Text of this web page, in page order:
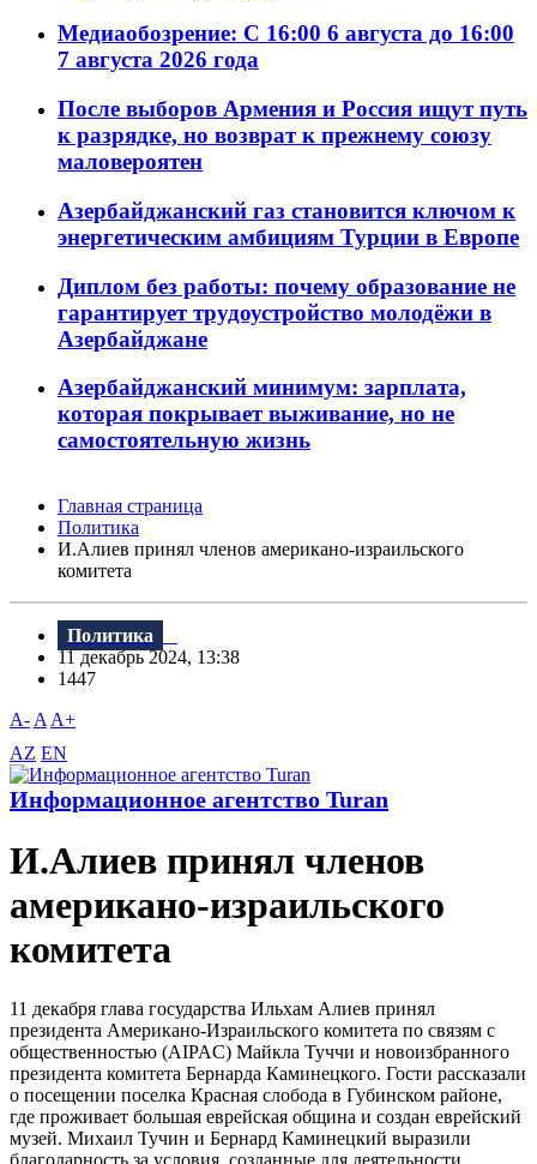
Медиаобозрение: С 16:00 6 августа до 16:00
7 августа 2026 года
После выборов Армения и Россия ищут путь
к разрядке, но возврат к прежнему союзу
маловероятен
Азербайджанский газ становится ключом к
энергетическим амбициям Турции в Европе
Диплом без работы: почему образование не
гарантирует трудоустройство молодёжи в
Азербайджане
Азербайджанский минимум: зарплата,
которая покрывает выживание, но не
самостоятельную жизнь
Главная страница
Политика
И.Алиев принял членов американо-израильского
комитета
Политика
11 декабрь 2024, 13:38
1447
A- A A+
AZ EN
Информационное агентство Turan
И.Алиев принял членов
американо-израильского
комитета
11 декабря глава государства Ильхам Алиев принял
президента Американо-Израильского комитета по связям с
общественностью (AIPAC) Майкла Туччи и новоизбранного
президента комитета Бернарда Каминецкого. Гости рассказали
о посещении поселка Красная слобода в Губинском районе,
где проживает большая еврейская община и создан еврейский
музей. Михаил Тучин и Бернард Каминецкий выразили
благодарность за условия, созданные для деятельности